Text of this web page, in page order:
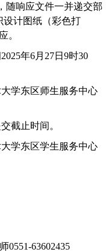
，随响应文件一并递交部
设计图纸（彩色打
。
2025年6月 27日 9时30
学东区师生服务中心
截止时间。
学东区学生服务中心
0551-63602435